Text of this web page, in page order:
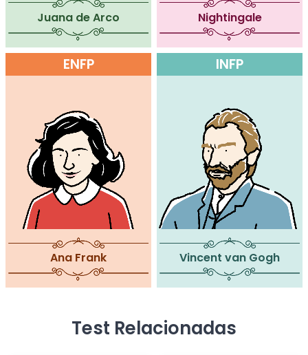
Juana de Arco Nightingale
ENFP
Ana Frank
INFP
Vincent van Gogh
Test Relacionadas